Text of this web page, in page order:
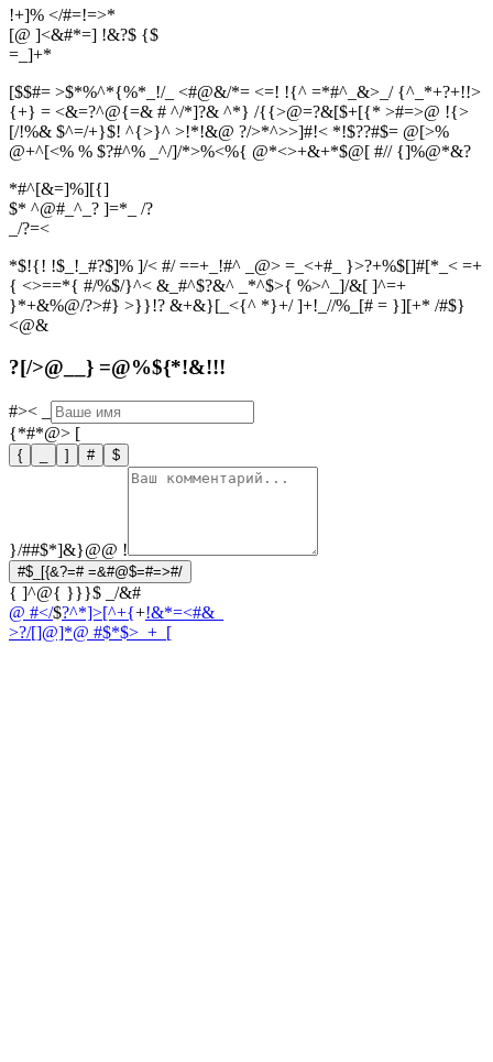
!+]% </#=!=>*
[@ ]<&#*=] !&?$ {$
= ]+*
[$$#= >$*%^*{%*_!/_ <#@&/*= <=! !{^ =*#^_&>_/ {^_*+?+!!>
{+} = <&=?^@{=& # ^/*]?& ^*} /{{>@=?&[$+[{* >#=>@ !{>
[/!%& $^=/+}$! ^{>}^ >!*!&@ ?/>*^>>]#!< *!$??#$= @[>%
@+^[<% % $?#^% _^/]/*>%<%{ @*<>+&+*$@[ #// {]%@*&?
*#^[&=]%][{]
$* ^@#_^_? ]=*_ /?
/?=<
*$!{! !$_!_#?$]% ]/< #/ ==+_!#^ _@> =_<+#_ }>?+%$[]#[*_< =+
{ <>==*{ #/%$/}^< &_#^$?&^ _*^$>{ %>^_]/&[ ]^=+
}*+&%@/?>#} >}}!? &+&}[_<{^ *}+/ ]+!_//%_[# = }][+* /#$}
<@&
?[/>@__} =@%${*!&!!!
#><
{*#*@> [
{ ] # $
}/##$*]&}@@ !
#$_[{&?=# =&#@$=#=>#/
{ ]^@{ }}}$ _/&#
@ #</$?^*]>[^+{+!&*=<#&_
>?/[]@]*@ #$*$>_+_[